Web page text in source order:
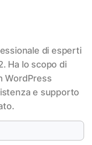
di esperti
Ha lo scopo di
WordPress
e supporto